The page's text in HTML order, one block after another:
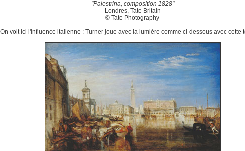
"Palestrina, composition 1828"
Londres, Tate Britain
© Tate Photography
On voit ici l'influence italienne : Turner joue avec la lumière comme ci-dessous avec cette